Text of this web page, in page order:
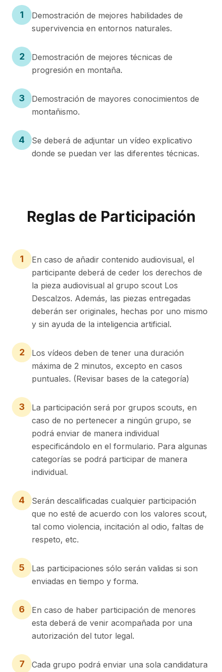
1
Demostración de mejores habilidades de
supervivencia en entornos naturales.
2
Demostración de mejores técnicas de
progresión en montaña.
3
Demostración de mayores conocimientos de
montañismo.
4
Se deberá de adjuntar un vídeo explicativo
donde se puedan ver las diferentes técnicas.
Reglas de Participación
1
En caso de añadir contenido audiovisual, el
participante deberá de ceder los derechos de
la pieza audiovisual al grupo scout Los
Descalzos. Además, las piezas entregadas
deberán ser originales, hechas por uno mismo
y sin ayuda de la inteligencia artificial.
2
Los vídeos deben de tener una duración
máxima de 2 minutos, excepto en casos
puntuales. (Revisar bases de la categoría)
3
La participación será por grupos scouts, en
caso de no pertenecer a ningún grupo, se
podrá enviar de manera individual
especificándolo en el formulario. Para algunas
categorías se podrá participar de manera
individual.
4
Serán descalificadas cualquier participación
que no esté de acuerdo con los valores scout,
tal como violencia, incitación al odio, faltas de
respeto, etc.
5
Las participaciones sólo serán validas si son
enviadas en tiempo y forma.
6
En caso de haber participación de menores
esta deberá de venir acompañada por una
autorización del tutor legal.
7
Cada grupo podrá enviar una sola candidatura